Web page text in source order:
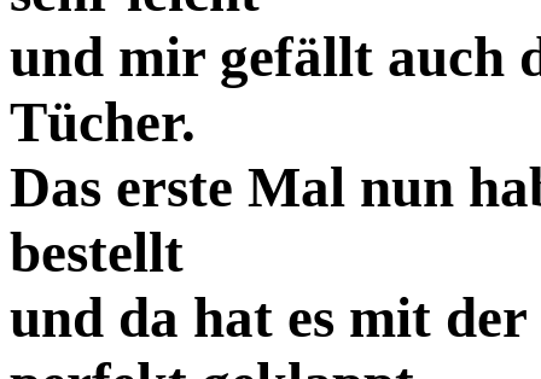
und mir gefällt auch
Tücher.
Das erste Mal nun
bestellt
und da hat es mit